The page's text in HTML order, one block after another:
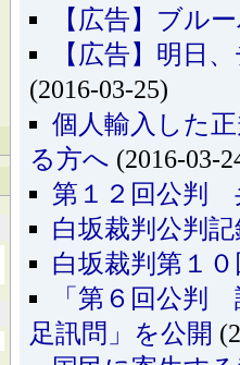
【広告】ブル
【広告】明日
(2016-03-25)
個人輸入した
る方へ (2016-03-
第１２回公判
白坂裁判公判
白坂裁判第１
「第６回公判
足訊問」を公開